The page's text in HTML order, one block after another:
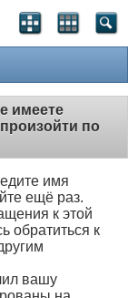
имеете
по
имя
ещё раз.
к этой
обратиться к
вашу